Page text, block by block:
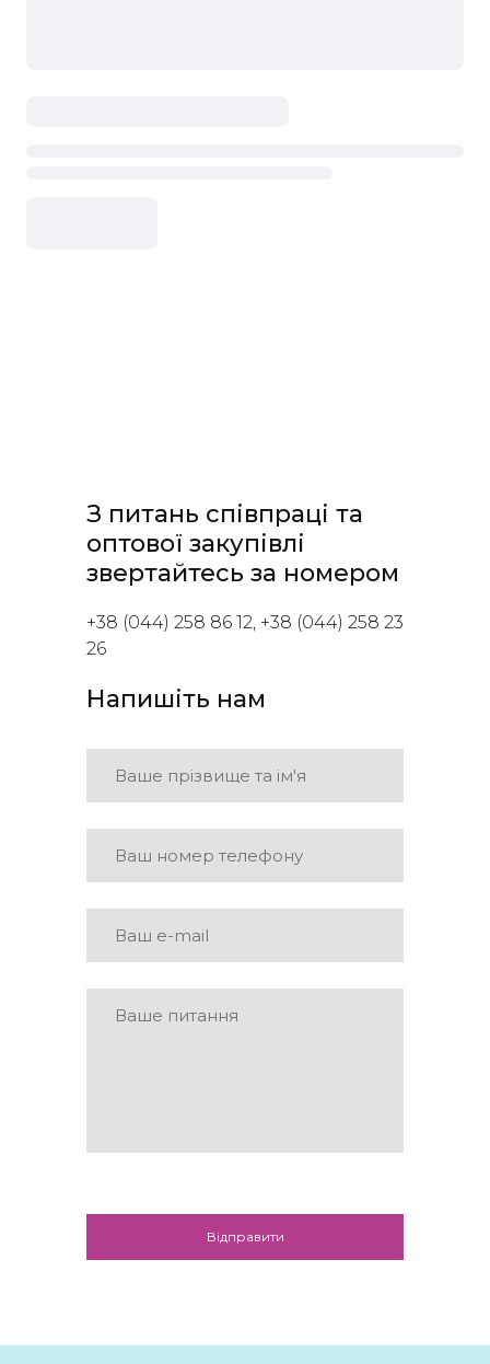
З питань співпраці та
оптової закупівлі
звертайтесь за номером
+38 (044) 258 86 12, +38 (044) 258 23
26
Напишіть нам
Відправити